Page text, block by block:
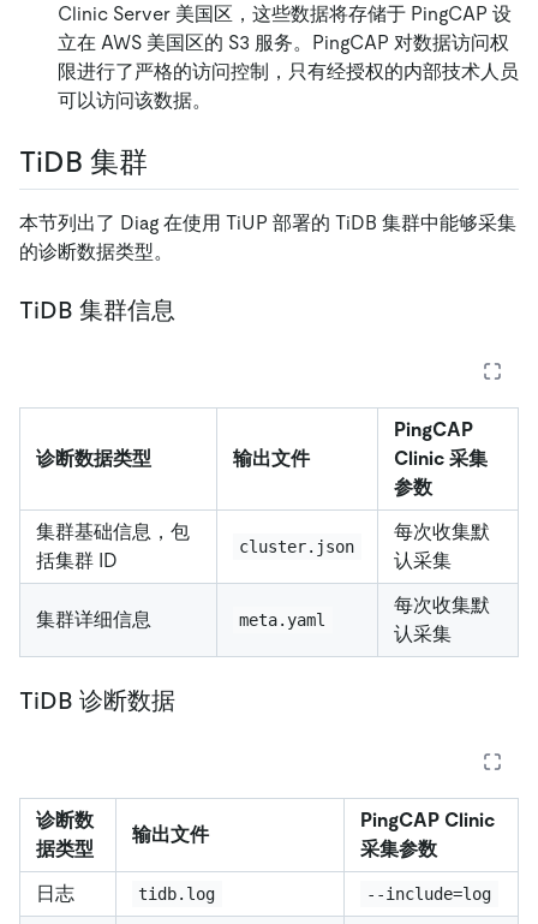
Clinic Server 美国区，这些数据将存储于 PingCAP 设
立在 AWS 美国区的 S3 服务。PingCAP 对数据访问权
限进行了严格的访问控制，只有经授权的内部技术人员
可以访问该数据。
TiDB 集群
本节列出了 Diag 在使用 TiUP 部署的 TiDB 集群中能够采集
的诊断数据类型。
TiDB 集群信息
诊断数据类型 输出文件
PingCAP
Clinic 采集
参数
集群基础信息，包
括集群 ID
cluster.json
每次收集默
认采集
集群详细信息 meta.yaml
每次收集默
认采集
TiDB 诊断数据
诊断数
据类型
输出文件
PingCAP Clinic
采集参数
日志
tidb.log --include=log